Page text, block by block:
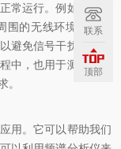
常运行。例如，在基
的无线环境进行监
避免信号干扰，提高
中，也用于测试设备
。
用。它可以帮助我们
联系
顶部